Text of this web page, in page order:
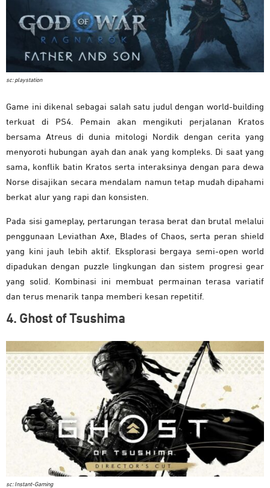
sc: playstation
Game ini dikenal sebagai salah satu judul dengan world-building
terkuat di PS4. Pemain akan mengikuti perjalanan Kratos
bersama Atreus di dunia mitologi Nordik dengan cerita yang
menyoroti hubungan ayah dan anak yang kompleks. Di saat yang
sama, konflik batin Kratos serta interaksinya dengan para dewa
Norse disajikan secara mendalam namun tetap mudah dipahami
berkat alur yang rapi dan konsisten.
Pada sisi gameplay, pertarungan terasa berat dan brutal melalui
penggunaan Leviathan Axe, Blades of Chaos, serta peran shield
yang kini jauh lebih aktif. Eksplorasi bergaya semi-open world
dipadukan dengan puzzle lingkungan dan sistem progresi gear
yang solid. Kombinasi ini membuat permainan terasa variatif
dan terus menarik tanpa memberi kesan repetitif.
4. Ghost of Tsushima
sc: Instant-Gaming